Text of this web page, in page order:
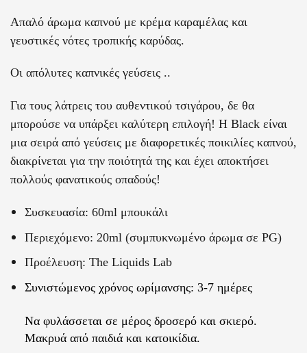
Απαλό άρωμα καπνού με κρέμα καραμέλας και
γευστικές νότες τροπικής καρύδας.
Οι απόλυτες καπνικές γεύσεις ..
Για τους λάτρεις του αυθεντικού τσιγάρου, δε θα
μπορούσε να υπάρξει καλύτερη επιλογή! Η Black είναι
μια σειρά από γεύσεις με διαφορετικές ποικιλίες καπνού,
διακρίνεται για την ποιότητά της και έχει αποκτήσει
πολλούς φανατικούς οπαδούς!
Συσκευασία: 60ml μπουκάλι
Περιεχόμενο: 20ml (συμπυκνωμένο άρωμα σε PG)
Προέλευση: The Liquids Lab
Συνιστώμενος χρόνος ωρίμανσης: 3-7 ημέρες
Να φυλάσσεται σε μέρος δροσερό και σκιερό.
Μακρυά από παιδιά και κατοικίδια.